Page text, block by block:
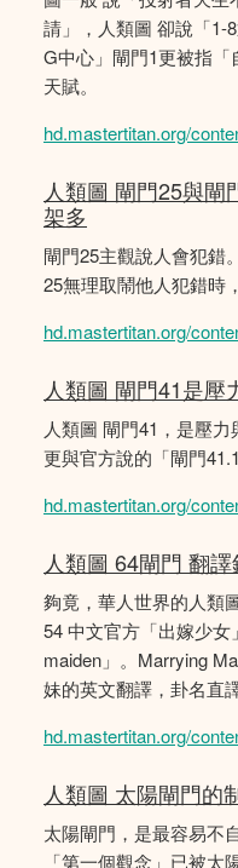
請」，人類圖 卻說「1-
G中心」閘門1更被指
天賦。
hd.mastertitan.org/
人類圖 閘門25與
架多
閘門25主觀說人會犯錯
25無理取鬧他人犯錯時
hd.mastertitan.org/
人類圖 閘門41是壓
人類圖 閘門41，是壓力
更與官方說的「閘門
hd.mastertitan.org/
人類圖 64閘門 翻
夠竟，華人世界的人類
54 中文官方「出嫁少
maiden」。Marrying
妹的英文翻譯，卦名直
hd.mastertitan.org/
人類圖 太陽閘門的
太陽閘門，是最容易不
「第一個觀念」已被